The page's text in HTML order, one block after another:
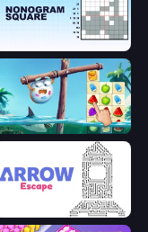
Sugar Heroes
Arrow Escape